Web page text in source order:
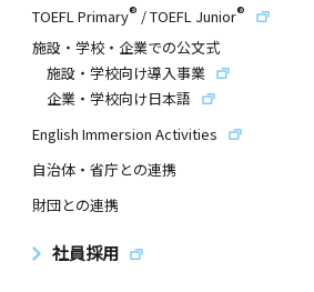
TOEFL Primary® /TOEFL Junior®
施設・学校・企業での公文式
施設・学校向け導入事業
企業・学校向け日本語
English Immersion Activities
自治体・省庁との連携
財団との連携
社員採用